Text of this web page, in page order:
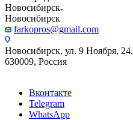
Новосибирск
Новосибирск
farkopros@gmail.com
Новосибирск, ул. 9 Ноября, 24,
630009, Россия
Вконтакте
Telegram
WhatsApp